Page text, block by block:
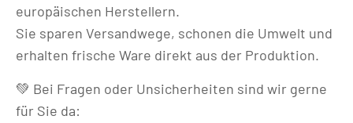
europäischen Herstellern.
Sie sparen Versandwege, schonen die Umwelt und
erhalten frische Ware direkt aus der Produktion.
💚 Bei Fragen oder Unsicherheiten sind wir gerne
für Sie da: